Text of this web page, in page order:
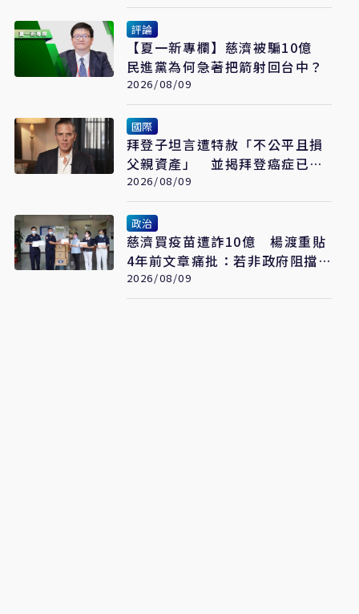
評論
【夏一新專欄】慈濟被騙10億
民進黨為何急著把箭射回台中？
2026/08/09
國際
拜登子坦言遭特赦「不公平且損
父親資產」 並揭拜登癌症已擴
散至骨骼
2026/08/09
政治
慈濟買疫苗遭詐10億 楊渡重貼
4年前文章痛批：若非政府阻擋
會這樣嗎？
2026/08/09